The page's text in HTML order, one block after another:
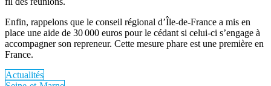
Enfin, rappelons que le conseil régional d’Île-de-France a mis en
place une aide de 30 000 euros pour le cédant si celui-ci s’engage à
accompagner son repreneur. Cette mesure phare est une première en
France.
Actualités